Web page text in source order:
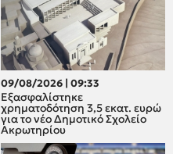
09/08/2026 | 09:33
Εξασφαλίστηκε
χρηματοδότηση 3,5 εκατ. ευρώ
για το νέο Δημοτικό Σχολείο
Ακρωτηρίου